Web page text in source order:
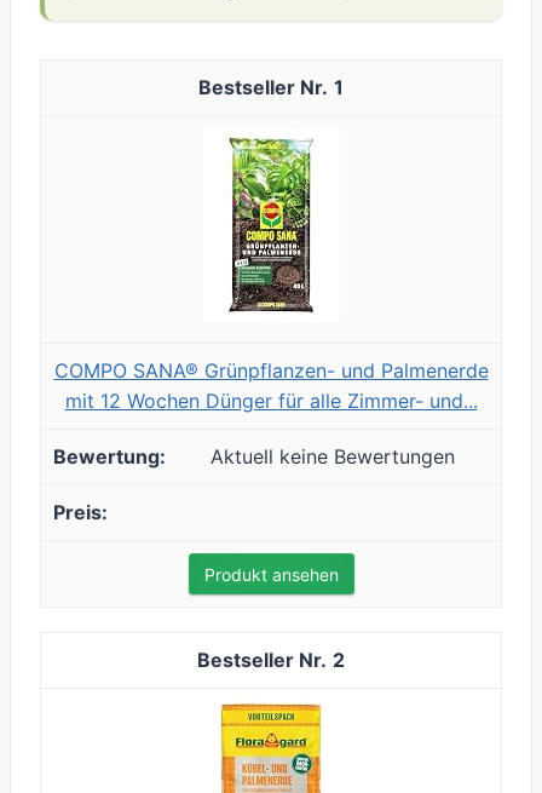
1
COMPO SANA® Grünpflanzen- und Palmenerde
mit 12 Wochen Dünger für alle Zimmer- und...
Aktuell keine Bewertungen
Produkt ansehen
2